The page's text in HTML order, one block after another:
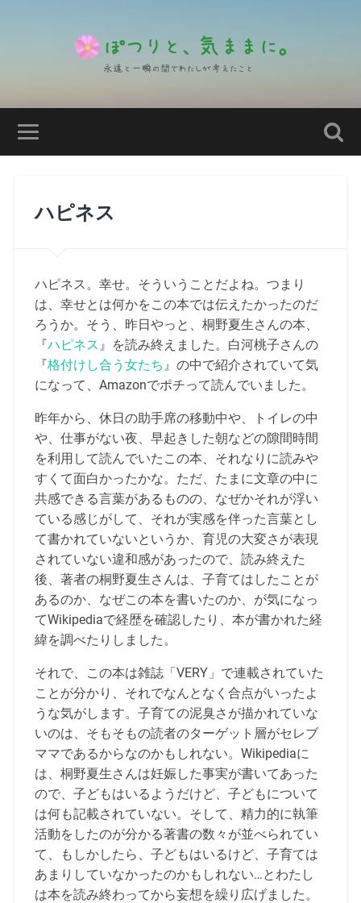
ハピネス
ハピネス。幸せ。そういうことだよね。つまり
は、幸せとは何かをこの本では伝えたかったのだ
ろうか。そう、昨日やっと、桐野夏生さんの本、
『ハピネス 』を読み終えました。白河桃子さんの
『格付けし合う女たち 』の中で紹介されていて気
になって、Amazonでポチって読んでいました。
昨年から、休日の助手席の移動中や、トイレの中
や、仕事がない夜、早起きした朝などの隙間時間
を利用して読んでいたこの本、それなりに読みや
すくて面白かったかな。ただ、たまに文章の中に
共感できる言葉があるものの、なぜかそれが浮い
ている感じがして、それが実感を伴った言葉とし
て書かれていないというか、育児の大変さが表現
されていない違和感があったので、読み終えた
後、著者の桐野夏生さんは、子育てはしたことが
あるのか、なぜこの本を書いたのか、が気になっ
てWikipediaで経歴を確認したり、本が書かれた経
緯を調べたりしました。
それで、この本は雑誌「VERY」で連載されていた
ことが分かり、それでなんとなく合点がいったよ
うな気がします。子育ての泥臭さが描かれていな
いのは、そもそもの読者のターゲット層がセレブ
ママであるからなのかもしれない。Wikipediaに
は、桐野夏生さんは妊娠した事実が書いてあった
ので、子どもはいるようだけど、子どもについて
は何も記載されていない。そして、精力的に執筆
活動をしたのが分かる著書の数々が並べられてい
て、もしかしたら、子どもはいるけど、子育ては
あまりしていなかったのかもしれない…とわたし
は本を読み終わってから妄想を繰り広げました。